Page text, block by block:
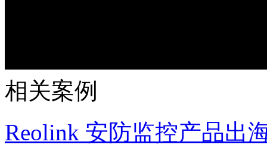
相关案例
Reolink 安防监控产品出